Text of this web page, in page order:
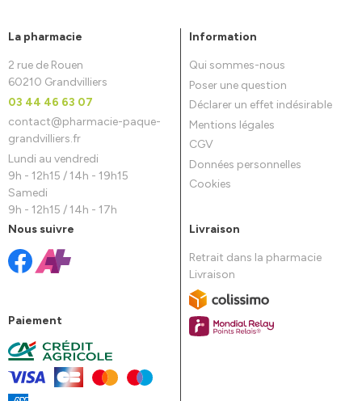
La pharmacie
2 rue de Rouen
60210 Grandvilliers
03 44 46 63 07
contact@pharmacie-paque-
grandvilliers.fr
Lundi au vendredi
9h - 12h15 / 14h - 19h15
Samedi
9h - 12h15 / 14h - 17h
Information
Qui sommes-nous
Poser une question
Déclarer un effet indésirable
Mentions légales
CGV
Données personnelles
Cookies
Nous suivre
Paiement
Livraison
Retrait dans la pharmacie
Livraison